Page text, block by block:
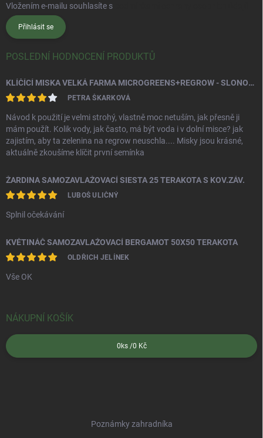
Vložením e-mailu souhlasíte s
Přihlásit se
POSLEDNÍ HODNOCENÍ PRODUKTŮ
KLÍČÍCÍ MISKA VELKÁ FARMA MICROGREENS+REGROW - SLONOVÁ KOST
PETRA ŠKARKOVÁ
Návod k použití je velmi strohý, vlastně moc netuším, jak přesně ji
mám použít. Kolik vody, jak často, má být voda i v dolní misce? jak
zajistím, aby ta zelenina na regrow neuschla.... Misky jsou krásné,
aktuálně zkoušíme klíčit první semínka
ŽARDINA SAMOZAVLAŽOVACÍ SIESTA 25 TERAKOTA S KOV.ZÁV.
LUBOŠ ULIČNÝ
Splnil očekávání
KVĚTINÁČ SAMOZAVLAŽOVACÍ BERGAMOT 50X50 TERAKOTA
OLDŘICH JELÍNEK
Vše OK
NÁKUPNÍ KOŠÍK
0ks /0 Kč
Poznámky zahradníka